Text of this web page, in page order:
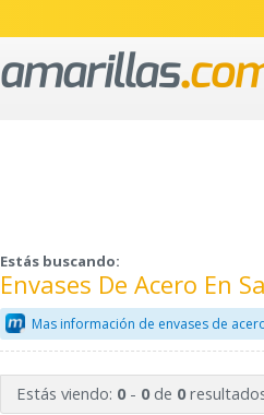
Estás buscando:
Envases De Acero En
Mas información de envases de
Estás viendo: 0- 0de 0